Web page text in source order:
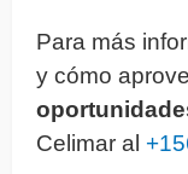
Para más
y cómo
Celimar al